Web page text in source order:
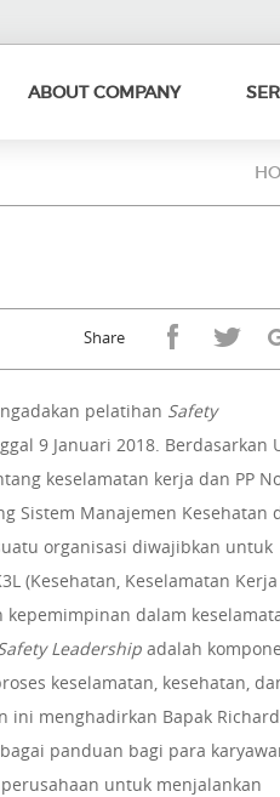
ABOUT COMPANY
Share
pelatihan Safety
9 Januari 2018. Berdasarkan
keselamatan kerja dan PP
Sistem Manajemen Kesehatan
organisasi diwajibkan untuk
(Kesehatan, Keselamatan Kerja
kepemimpinan dalam
Leadership adalah
keselamatan, kesehatan,
ini menghadirkan Bapak Richard
panduan bagi para
untuk menjalankan